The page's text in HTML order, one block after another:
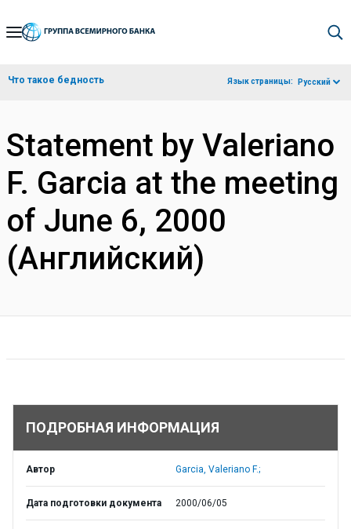
Skip
Navigation
Что такое бедность Язык страницы: Русский
Statement by Valeriano
F. Garcia at the meeting
of June 6, 2000
(Английский)
ПОДРОБНАЯ ИНФОРМАЦИЯ
Автор Garcia, Valeriano F.;
Дата подготовки документа 2000/06/05